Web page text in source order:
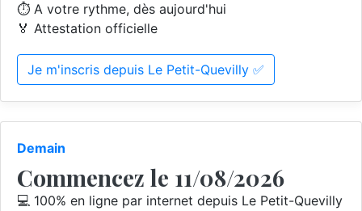
⏱️ A votre rythme, dès aujourd'hui
🏅 Attestation officielle
Je m'inscris depuis Le Petit-Quevilly ✅
Demain
Commencez le 11/08/2026
💻 100% en ligne par internet depuis Le Petit-Quevilly